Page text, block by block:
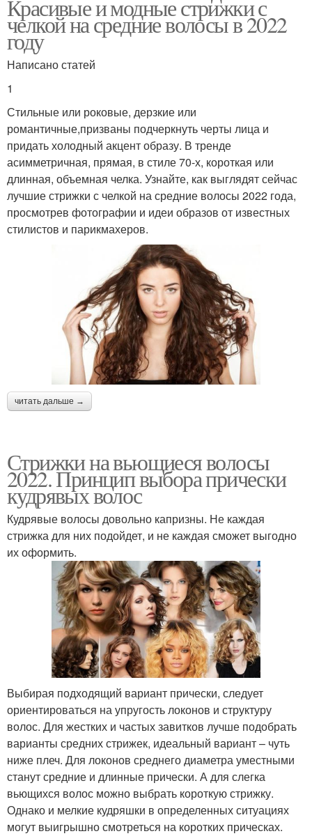
Красивые и модные стрижки с
челкой на средние волосы в 2022
году
Написано статей
1
Стильные или роковые, дерзкие или
романтичные,призваны подчеркнуть черты лица и
придать холодный акцент образу. В тренде
асимметричная, прямая, в стиле 70-х, короткая или
длинная, объемная челка. Узнайте, как выглядят сейчас
лучшие стрижки с челкой на средние волосы 2022 года,
просмотрев фотографии и идеи образов от известных
стилистов и парикмахеров.
читать дальше →
Стрижки на вьющиеся волосы
2022. Принцип выбора прически
кудрявых волос
Кудрявые волосы довольно капризны. Не каждая
стрижка для них подойдет, и не каждая сможет выгодно
их оформить.
Выбирая подходящий вариант прически, следует
ориентироваться на упругость локонов и структуру
волос. Для жестких и частых завитков лучше подобрать
варианты средних стрижек, идеальный вариант – чуть
ниже плеч. Для локонов среднего диаметра уместными
станут средние и длинные прически. А для слегка
вьющихся волос можно выбрать короткую стрижку.
Однако и мелкие кудряшки в определенных ситуациях
могут выигрышно смотреться на коротких прическах.